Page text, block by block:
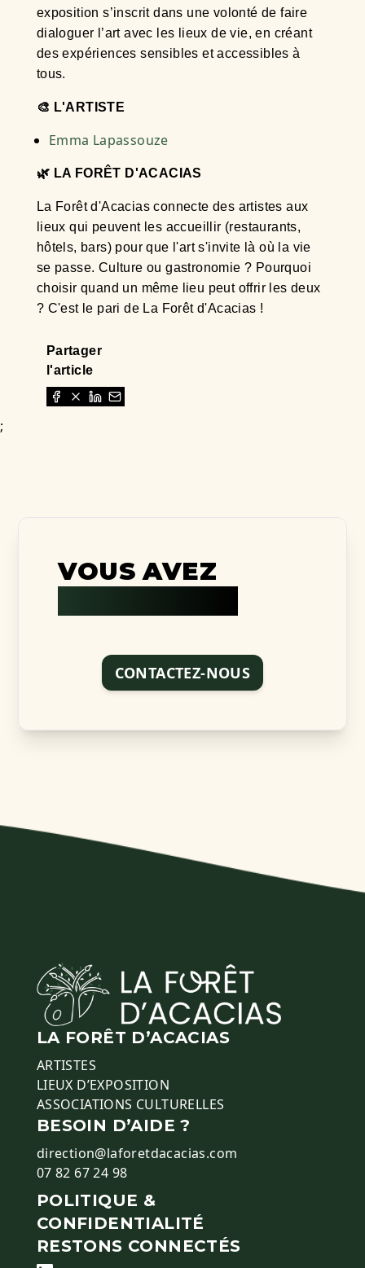
exposition s’inscrit dans une volonté de faire
dialoguer l’art avec les lieux de vie, en créant
des expériences sensibles et accessibles à
tous.
🎨 L'ARTISTE
Emma Lapassouze
🌿 LA FORÊT D'ACACIAS
La Forêt d'Acacias connecte des artistes aux
lieux qui peuvent les accueillir (restaurants,
hôtels, bars) pour que l'art s'invite là où la vie
se passe. Culture ou gastronomie ? Pourquoi
choisir quand un même lieu peut offrir les deux
? C'est le pari de La Forêt d'Acacias !
Partager
l'article
;
VOUS AVEZ
CONTACTEZ-NOUS
LA FORÊT D’ACACIAS
ARTISTES
LIEUX D’EXPOSITION
ASSOCIATIONS CULTURELLES
BESOIN D’AIDE ?
direction@laforetdacacias.com
07 82 67 24 98
POLITIQUE &
CONFIDENTIALITÉ
RESTONS CONNECTÉS